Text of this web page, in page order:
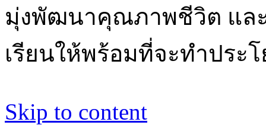
มุ่งพัฒนาคุณภาพชีวิต แล
เรียนให้พร้อมที่จะทำประ
Skip to content